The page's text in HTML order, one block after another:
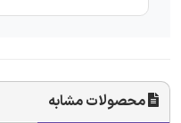
محصولات مشابه